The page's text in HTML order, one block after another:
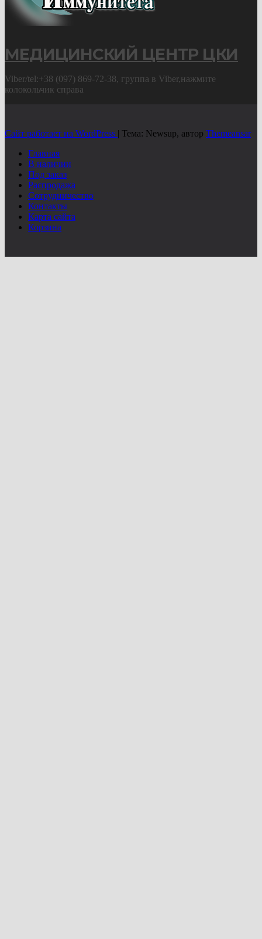
МЕДИЦИНСКИЙ ЦЕНТР ЦКИ
Viber/tel:+38 (097) 869-72-38, группа в Viber,нажмите
колокольчик справа
Сайт работает на WordPress | Тема: Newsup, автор Themeansar
Главная
В наличии
Под заказ
Распродажа
Сотрудничество
Контакты
Карта сайта
Корзина